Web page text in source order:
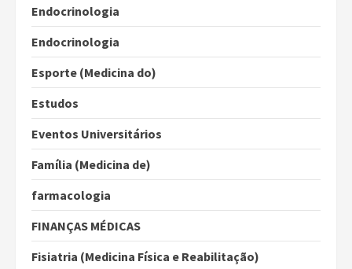
Endocrinologia
Endocrinologia
Esporte (Medicina do)
Estudos
Eventos Universitários
Família (Medicina de)
farmacologia
FINANÇAS MÉDICAS
Fisiatria (Medicina Física e Reabilitação)